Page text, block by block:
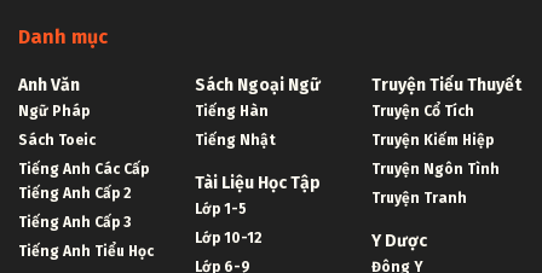
Danh mục
Anh Văn
Ngữ Pháp
Sách Toeic
Tiếng Anh Các Cấp
Tiếng Anh Cấp 2
Tiếng Anh Cấp 3
Tiếng Anh Tiểu Học
Sách Ngoại Ngữ
Tiếng Hàn
Tiếng Nhật
Tài Liệu Học Tập
Lớp 1-5
Lớp 10-12
Lớp 6-9
Truyện Tiểu Thuyết
Truyện Cổ Tích
Truyện Kiếm Hiệp
Truyện Ngôn Tình
Truyện Tranh
Y Dược
Đông Y